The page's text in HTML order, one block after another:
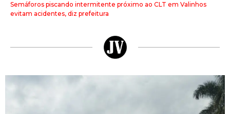
Semáforos piscando intermitente próximo ao CLT em Valinhos
evitam acidentes, diz prefeitura